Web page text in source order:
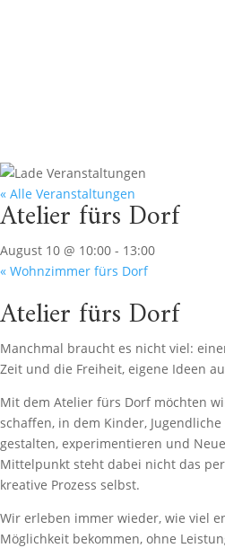
« Alle Veranstaltungen
Atelier fürs Dorf
August 10 @ 10:00 - 13:00
« Wohnzimmer fürs Dorf
Atelier fürs Dorf
Manchmal braucht es nicht viel:
Zeit und die Freiheit, eigene Ideen
Mit dem Atelier fürs Dorf möchten
schaffen, in dem Kinder,
gestalten, experimentieren und
Mittelpunkt steht dabei nicht das
kreative Prozess selbst.
Wir erleben immer wieder, wie viel
Möglichkeit bekommen, ohne